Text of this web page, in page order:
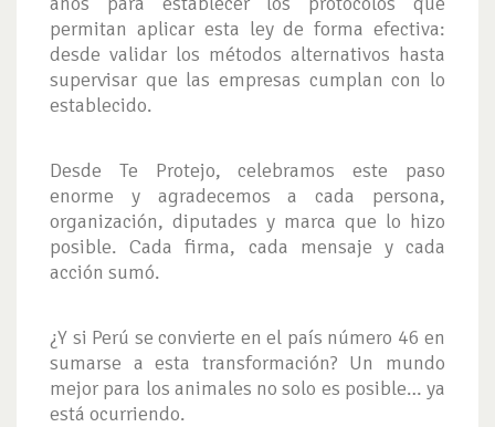
permitan aplicar esta ley de forma efectiva:
desde validar los métodos alternativos hasta
supervisar que las empresas cumplan con lo
establecido.
Desde Te Protejo, celebramos este paso
enorme y agradecemos a cada persona,
organización, diputades y marca que lo hizo
posible. Cada firma, cada mensaje y cada
acción sumó.
¿Y si Perú se convierte en el país número 46 en
sumarse a esta transformación? Un mundo
mejor para los animales no solo es posible… ya
está ocurriendo.